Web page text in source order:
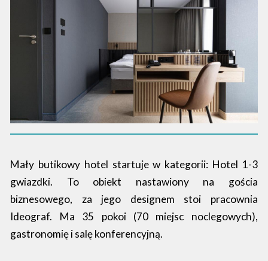
Mały butikowy hotel startuje w kategorii: Hotel 1-3
gwiazdki. To obiekt nastawiony na gościa
biznesowego, za jego designem stoi pracownia
Ideograf. Ma 35 pokoi (70 miejsc noclegowych),
gastronomię i salę konferencyjną.